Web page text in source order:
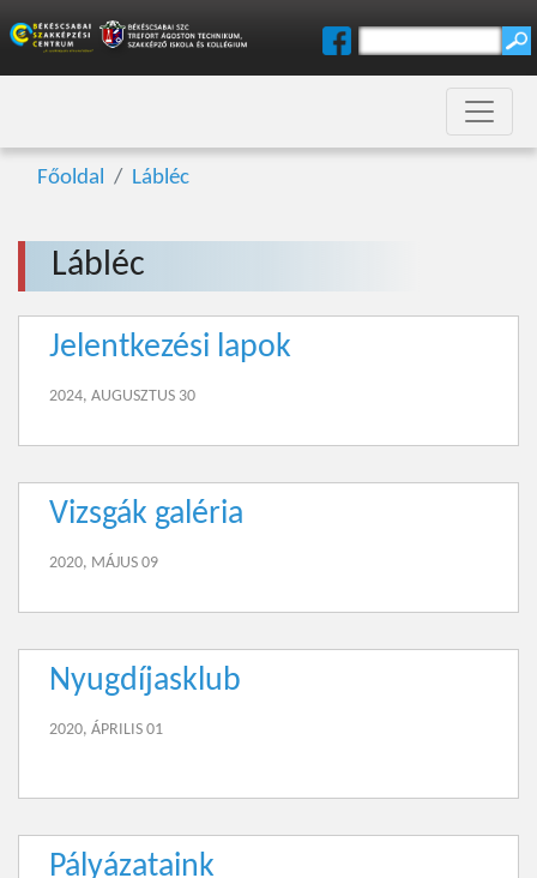
Főoldal Lábléc
Lábléc
Jelentkezési lapok
2024, AUGUSZTUS 30
Vizsgák galéria
2020, MÁJUS 09
Nyugdíjasklub
2020, ÁPRILIS 01
Pályázataink